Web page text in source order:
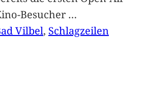
Besucher …
Vilbel, Schlagzeilen